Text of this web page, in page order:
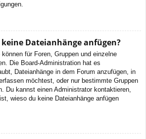
Dateianhänge anfügen?
für Foren, Gruppen und einzelne
Die Board-Administration hat es
Dateianhänge in dem Forum anzufügen, in
möchtest, oder nur bestimmte Gruppen
Du kannst einen Administrator kontaktieren,
wieso du keine Dateianhänge anfügen